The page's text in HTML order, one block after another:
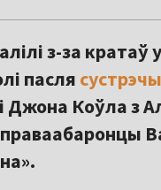
з-за кратаў
пасля сустрэчы
Джона Коўла з